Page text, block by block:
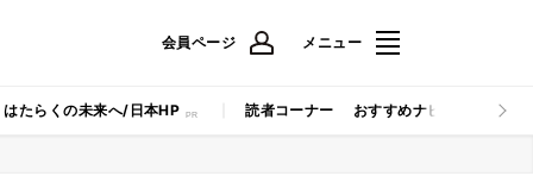
会員ページ メニュー
はたらくの未来へ/日本HP 読者コーナー おすすめナビ マイナビ